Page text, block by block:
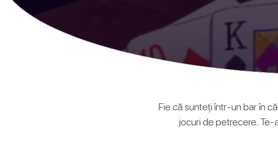
Fie că sunteți într-un bar în
jocuri de petrecere. Te-